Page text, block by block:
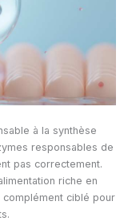
à la synthèse
responsables de
pas correctement.
riche en
complément ciblé pour